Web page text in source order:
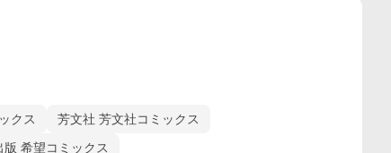
クス
芳文社 芳文社コミックス
版 希望コミックス